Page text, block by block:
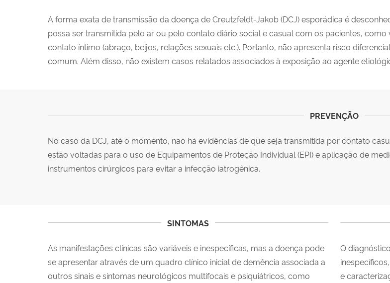
A forma exata de transmissão da doença de Creutzfeldt-Jakob (DCJ) esporádica é
possa ser transmitida pelo ar ou pelo contato diário social e casual com os pacientes,
contato íntimo (abraço, beijos, relações sexuais etc.). Portanto, não apresenta risco
comum. Além disso, não existem casos relatados associados à exposição ao agente
PREVENÇÃO
No caso da DCJ, até o momento, não há evidências de que seja transmitida por contato
estão voltadas para o uso de Equipamentos de Proteção Individual (EPI) e aplicação de
instrumentos cirúrgicos para evitar a infecção iatrogênica.
SINTOMAS
As manifestações clínicas são variáveis e inespecíficas, mas a doença pode
se apresentar através de um quadro clínico inicial de demência associada a
outros sinais e sintomas neurológicos multifocais e psiquiátricos, como
O
e